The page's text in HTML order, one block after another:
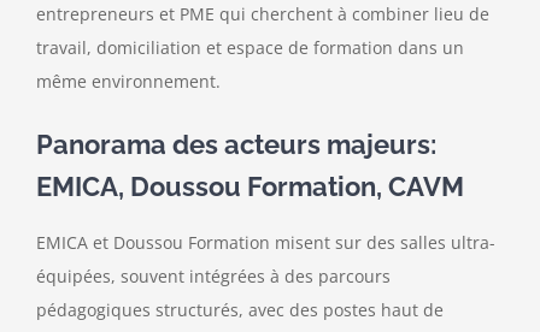
entrepreneurs et PME qui cherchent à combiner lieu de
travail, domiciliation et espace de formation dans un
même environnement.
Panorama des acteurs majeurs:
EMICA, Doussou Formation, CAVM
EMICA et Doussou Formation misent sur des salles ultra-
équipées, souvent intégrées à des parcours
pédagogiques structurés, avec des postes haut de